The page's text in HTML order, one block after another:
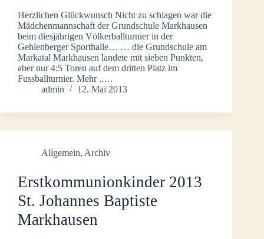
Herzlichen Glückwunsch Nicht zu schlagen war die
Mädchenmannschaft der Grundschule Markhausen
beim diesjährigen Völkerballturnier in der
Gehlenberger Sporthalle… … die Grundschule am
Markatal Markhausen landete mit sieben Punkten,
aber nur 4:5 Toren auf dem dritten Platz im
Fussballturnier. Mehr ..…
admin
12. Mai 2013
Allgemein, Archiv
Erstkommunionkinder 2013
St. Johannes Baptiste
Markhausen